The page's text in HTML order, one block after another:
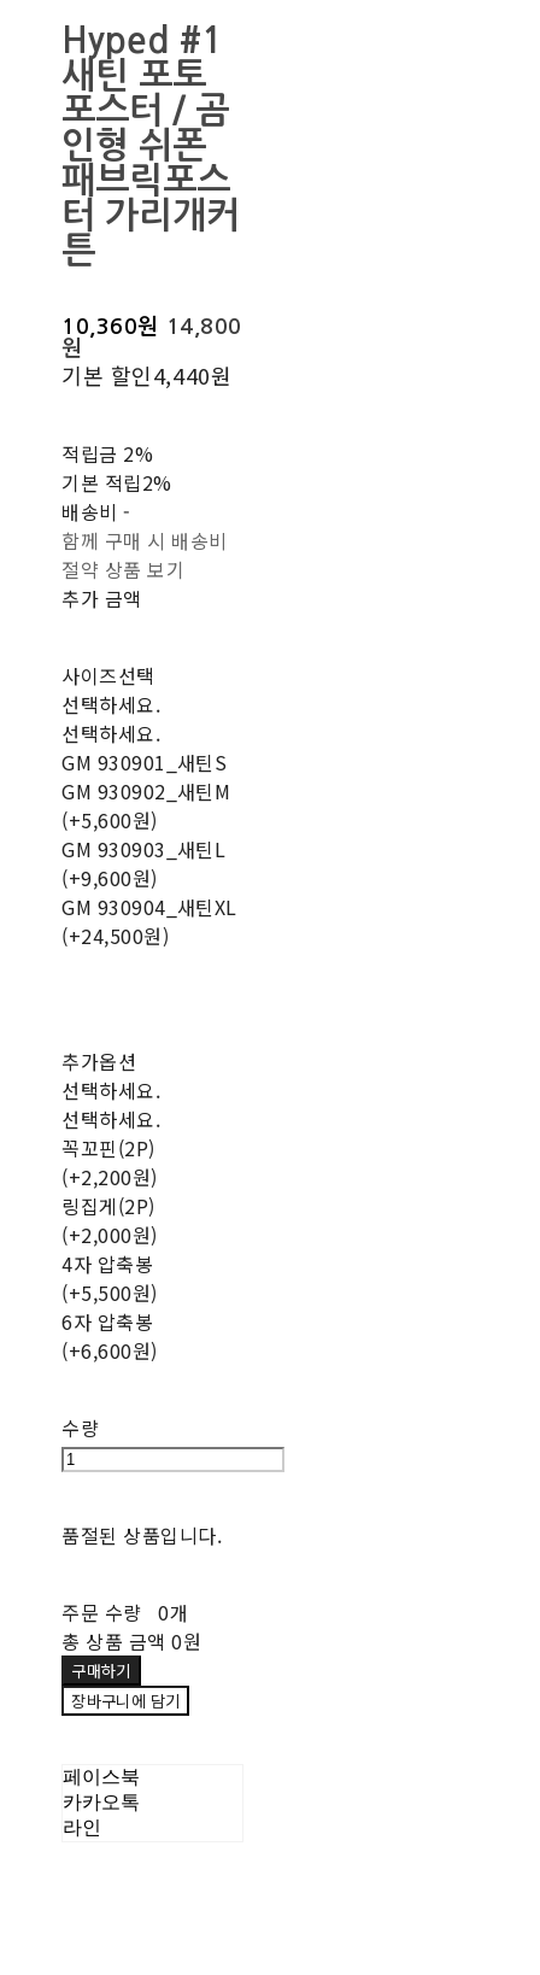
Hyped #1
새틴 포토
포스터 / 곰
인형 쉬폰
패브릭포스
터 가리개커
튼
10,360원
14,800
원
기본 할인4,440원
적립금 2%
기본 적립2%
배송비-
함께 구매 시 배송비
절약 상품 보기
추가 금액
사이즈선택
선택하세요.
선택하세요.
GM 930901_새틴S
GM 930902_새틴M
(+5,600원)
GM 930903_새틴L
(+9,600원)
GM 930904_새틴XL
(+24,500원)
추가옵션
선택하세요.
선택하세요.
꼭꼬핀(2P)
(+2,200원)
링집게(2P)
(+2,000원)
4자 압축봉
(+5,500원)
6자 압축봉
(+6,600원)
수량
품절된 상품입니다.
주문 수량 0개
총 상품 금액 0원
구매하기
장바구니에 담기
페이스북
카카오톡
라인